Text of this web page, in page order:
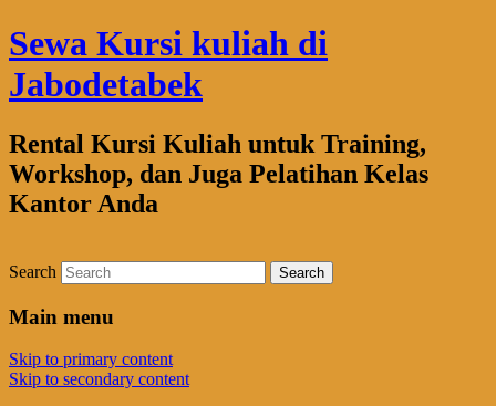
Sewa Kursi kuliah di
Jabodetabek
Rental Kursi Kuliah untuk Training,
Workshop, dan Juga Pelatihan Kelas
Kantor Anda
Search
Main menu
Skip to primary content
Skip to secondary content